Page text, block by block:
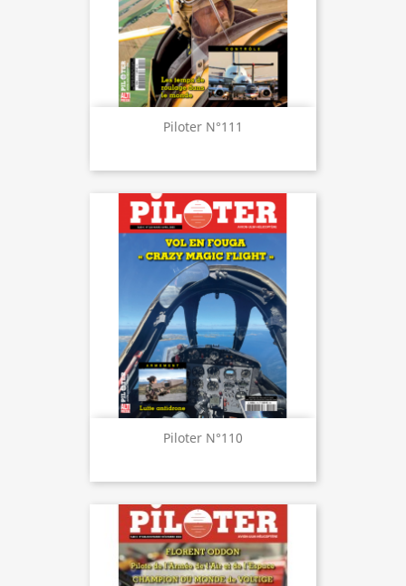
Piloter N°111
Piloter N°110